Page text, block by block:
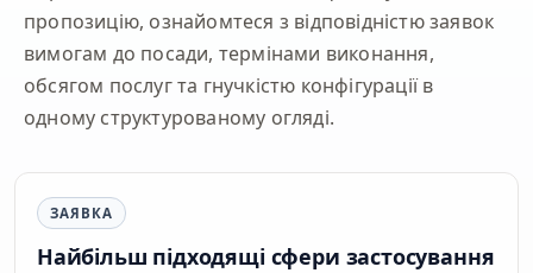
пропозицію, ознайомтеся з відповідністю заявок
вимогам до посади, термінами виконання,
обсягом послуг та гнучкістю конфігурації в
одному структурованому огляді.
ЗАЯВКА
Найбільш підходящі сфери застосування